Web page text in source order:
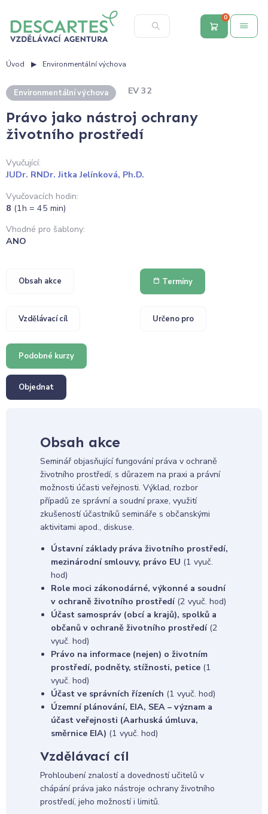
0
Úvod Environmentální výchova
Environmentální výchova EV 32
Právo jako nástroj ochrany
životního prostředí
Vyučující:
JUDr. RNDr. Jitka Jelínková, Ph.D.
Vyučovacích hodin:
8 (1h = 45 min)
Vhodné pro šablony:
ANO
Obsah akce Termíny
Vzdělávací cíl Určeno pro
Podobné kurzy
Objednat
Obsah akce
Seminář objasňující fungování práva v ochraně
životního prostředí, s důrazem na praxi a právní
možnosti účasti veřejnosti. Výklad, rozbor
případů ze správní a soudní praxe, využití
zkušeností účastníků semináře s občanskými
aktivitami apod., diskuse.
Ústavní základy práva životního prostředí,
mezinárodní smlouvy, právo EU (1 vyuč.
hod)
Role moci zákonodárné, výkonné a soudní
v ochraně životního prostředí (2 vyuč. hod)
Účast samospráv (obcí a krajů), spolků a
občanů v ochraně životního prostředí (2
vyuč. hod)
Právo na informace (nejen) o životním
prostředí, podněty, stížnosti, petice (1
vyuč. hod)
Účast ve správních řízeních (1 vyuč. hod)
Územní plánování, EIA, SEA – význam a
účast veřejnosti (Aarhuská úmluva,
směrnice EIA) (1 vyuč. hod)
Vzdělávací cíl
Prohloubení znalostí a dovedností učitelů v
chápání práva jako nástroje ochrany životního
prostředí, jeho možností i limitů.